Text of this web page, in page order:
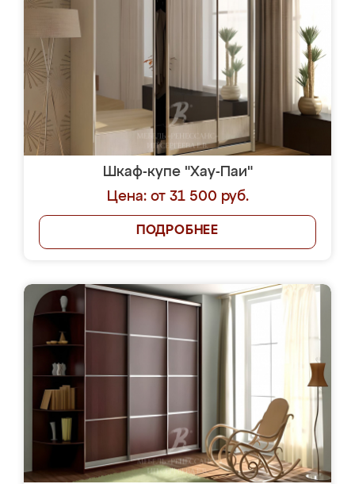
Шкаф-купе "Хау-Паи"
Цена: от 31 500 руб.
ПОДРОБНЕЕ